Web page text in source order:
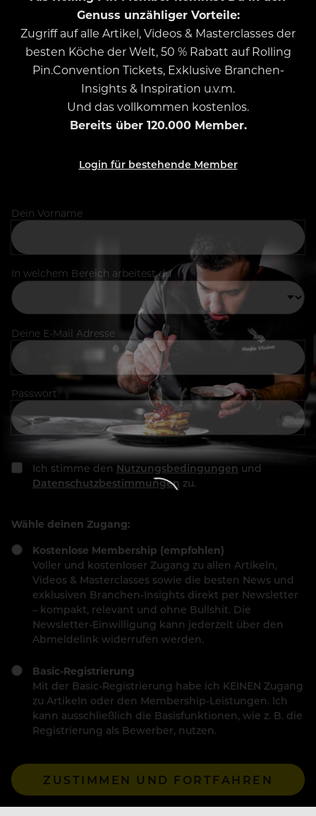
Genuss unzähliger Vorteile:
Zugriff auf alle Artikel, Videos & Masterclasses der
besten Köche der Welt, 50 % Rabatt auf Rolling
Pin.Convention Tickets, Exklusive Branchen-
Insights & Inspiration u.v.m.
Und das vollkommen kostenlos.
Bereits über 120.000 Member.
Login für bestehende Member
Dein Vorname
In welchem Bereich arbeitest du
Deine E-Mail Adresse
Passwort
Ich stimme den Nutzungsbedingungen und
Datenschutzbestimmungen zu.
Wähle deinen Zugang:
Kostenlose Membership (empfohlen)
Voller und kostenloser Zugang zu allen Artikeln,
Videos & Masterclasses sowie die besten News und
exklusiven Branchen-Insights direkt per Newsletter
– kompakt, relevant und ohne Bullshit. Die
Newsletter-Einwilligung kann jederzeit über den
Abmeldelink widerrufen werden.
Basic-Registrierung
Mit der Basic-Registrierung habe ich KEINEN Zugang
zu Artikeln oder den Membership-Leistungen. Ich
kann ausschließlich die Basisfunktionen, wie z. B. die
Registrierung als Bewerber, nutzen.
ZUSTIMMEN UND FORTFAHREN